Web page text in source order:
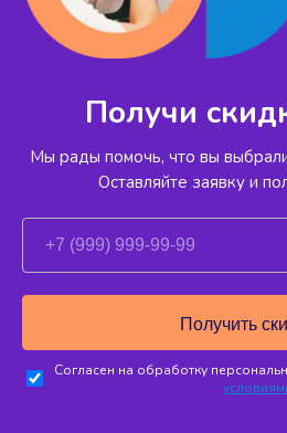
Получи
Мы рады помочь, что вы
Оставляйте заявку и
Согласен на обработку